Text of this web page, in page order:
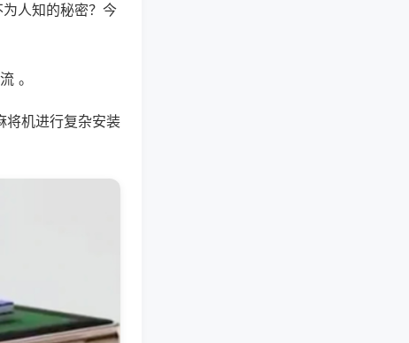
人知的秘密？今
。
将机进行复杂安装